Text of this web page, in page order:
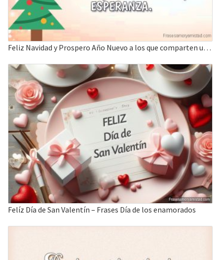
Feliz Navidad y Prospero Año Nuevo a los que comparten un mundo mejor
Felíz Día de San Valentín – Frases Día de los enamorados